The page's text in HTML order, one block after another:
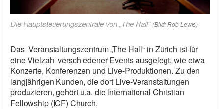
Die Hauptsteuerungszentrale von „The Hall“ (Bild: Rob Lewis)
Das Veranstaltungszentrum „The Hall“ in Zürich ist für
eine Vielzahl verschiedener Events ausgelegt, wie etwa
Konzerte, Konferenzen und Live-Produktionen. Zu den
langjährigen Kunden, die dort Live-Veranstaltungen
produzieren, gehört u.a. die International Christian
Fellowship (ICF) Church.